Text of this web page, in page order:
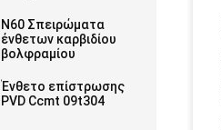
N60 Σπειρώματα
ένθετων καρβιδίου
βολφραμίου
Ένθετο επίστρωσης
PVD Ccmt 09t304